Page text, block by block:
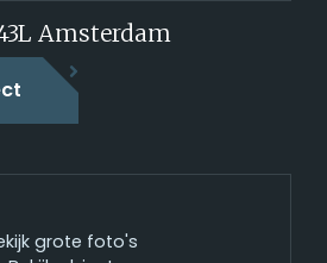
Amsterdam
grote foto's